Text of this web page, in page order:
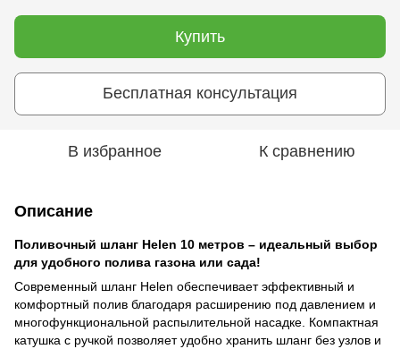
Купить
Бесплатная консультация
В избранное К сравнению
Описание
Поливочный шланг Helen 10 метров – идеальный выбор
для удобного полива газона или сада!
Современный шланг Helen обеспечивает эффективный и
комфортный полив благодаря расширению под давлением и
многофункциональной распылительной насадке. Компактная
катушка с ручкой позволяет удобно хранить шланг без узлов и